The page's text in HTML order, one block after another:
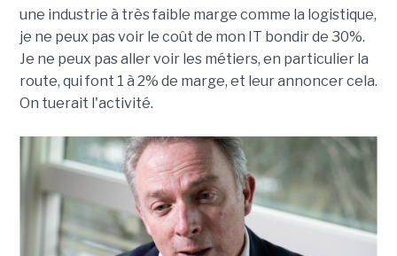
une industrie à très faible marge comme la logistique,
je ne peux pas voir le coût de mon IT bondir de 30%.
Je ne peux pas aller voir les métiers, en particulier la
route, qui font 1 à 2% de marge, et leur annoncer cela.
On tuerait l'activité.